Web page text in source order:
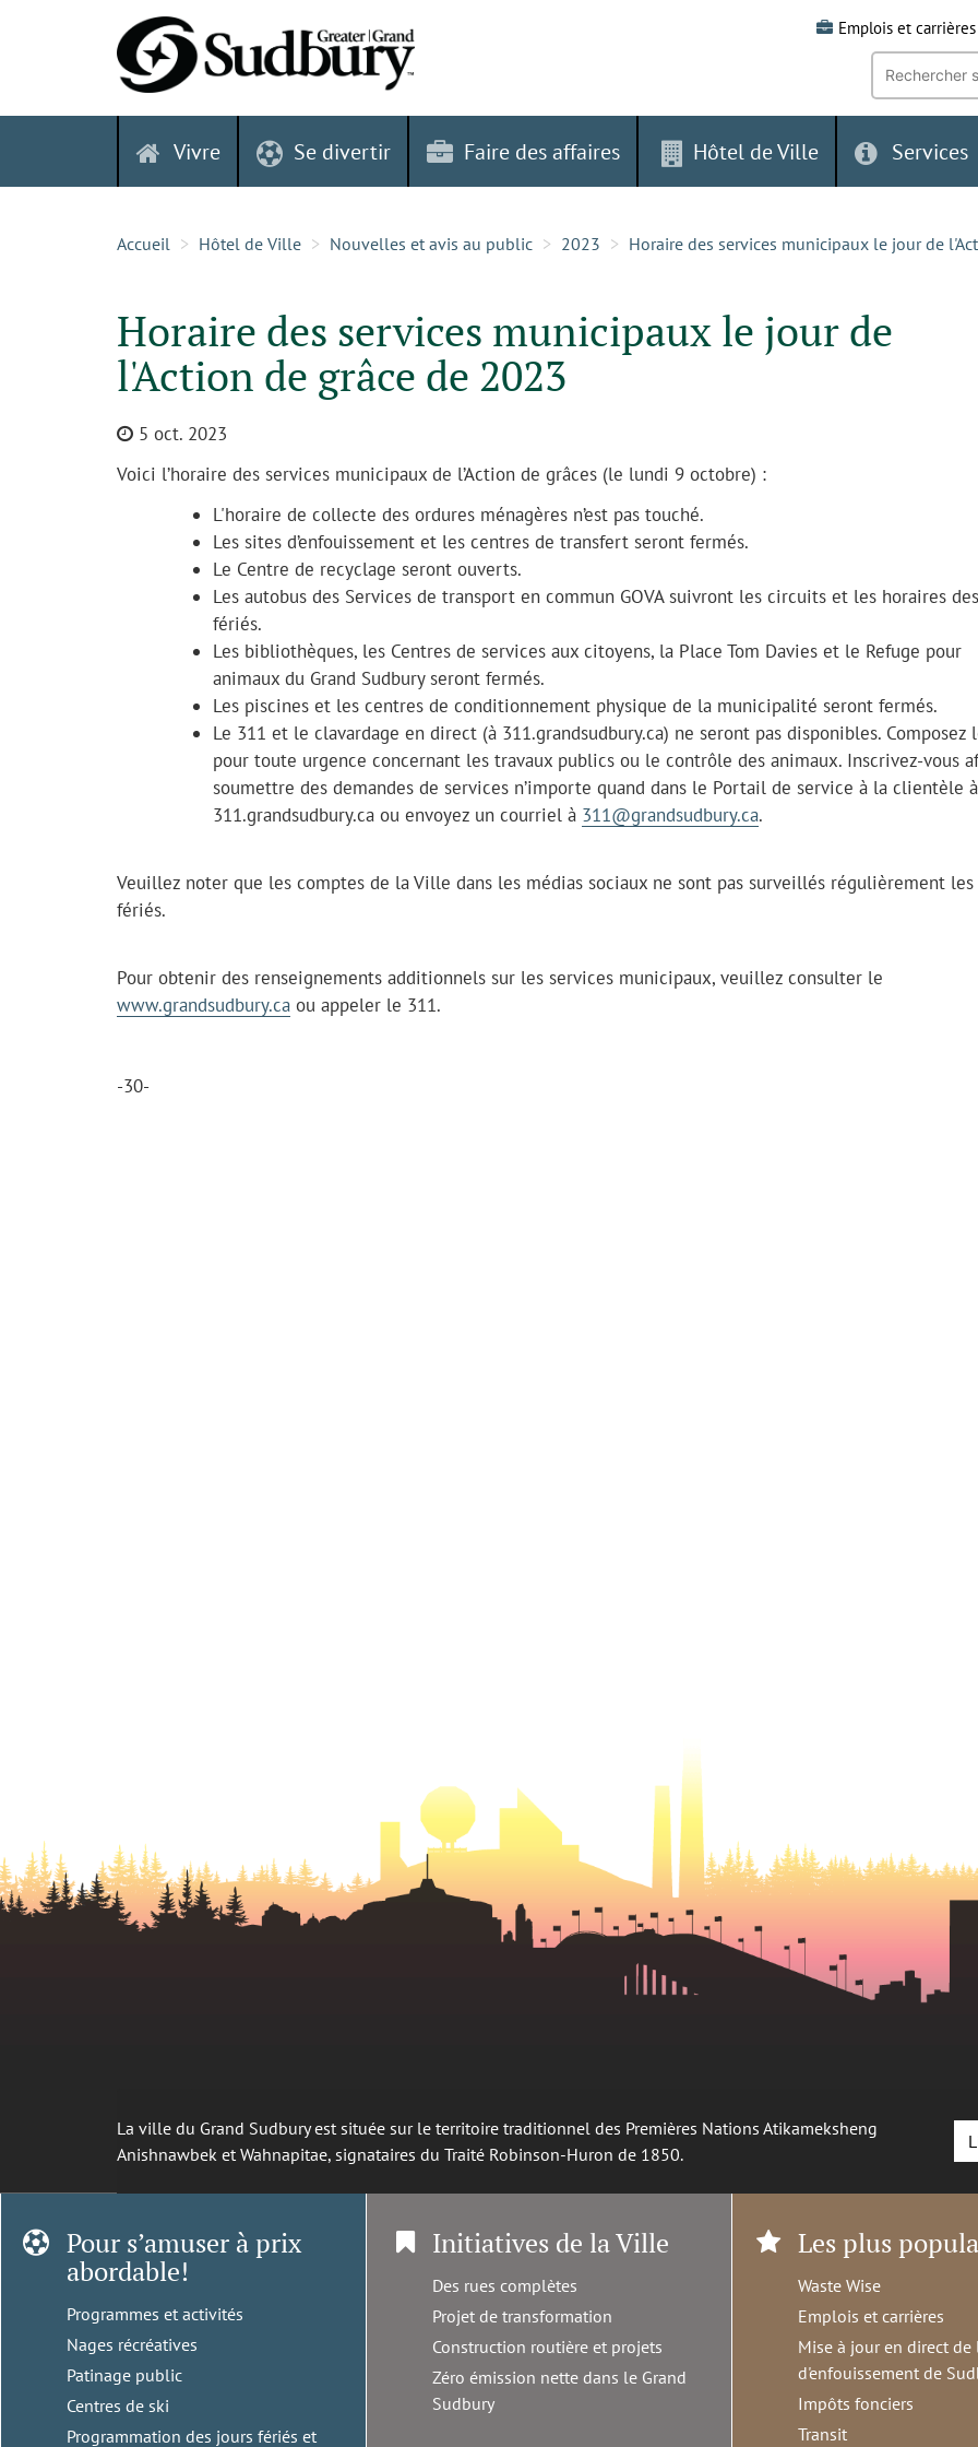
Emplois et carrières
Recherche
mot-
clé:
Vivre Se divertir Faire des affaires Hôtel de Ville Services
Accueil Hôtel de Ville Nouvelles et avis au public 2023 Horaire des services municipaux le jour de
Horaire des services municipaux le jour de
l'Action de grâce de 2023
5 oct. 2023
Voici l’horaire des services municipaux de l’Action de grâces (le lundi 9 octobre) :
L'horaire de collecte des ordures ménagères n’est pas touché.
Les sites d’enfouissement et les centres de transfert seront fermés.
Le Centre de recyclage seront ouverts.
Les autobus des Services de transport en commun GOVA suivront les circuits et les horaires
fériés.
Les bibliothèques, les Centres de services aux citoyens, la Place Tom Davies et le Refuge pour
animaux du Grand Sudbury seront fermés.
Les piscines et les centres de conditionnement physique de la municipalité seront fermés.
Le 311 et le clavardage en direct (à 311.grandsudbury.ca) ne seront pas disponibles. Composez
pour toute urgence concernant les travaux publics ou le contrôle des animaux. Inscrivez-vous
soumettre des demandes de services n’importe quand dans le Portail de service à la clientèle à
311.grandsudbury.ca ou envoyez un courriel à 311@grandsudbury.ca.
Veuillez noter que les comptes de la Ville dans les médias sociaux ne sont pas surveillés régulièrement
fériés.
Pour obtenir des renseignements additionnels sur les services municipaux, veuillez consulter le
www.grandsudbury.ca ou appeler le 311.
-30-
La ville du Grand Sudbury est située sur le territoire traditionnel des Premières Nations Atikameksheng
Anishnawbek et Wahnapitae, signataires du Traité Robinson-Huron de 1850.
Pour s’amuser à prix
abordable!
Programmes et activités
Nages récréatives
Patinage public
Centres de ski
Programmation des jours fériés et
Initiatives de la Ville
Des rues complètes
Projet de transformation
Construction routière et projets
Zéro émission nette dans le Grand
Sudbury
Les plus
Waste Wise
Emplois et carrières
Mise à jour en direct de
d'enfouissement de
Impôts fonciers
Transit